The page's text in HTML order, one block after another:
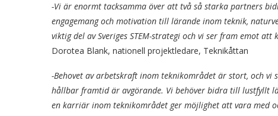
-Vi är enormt tacksamma över att två så starka partners
engagemang och motivation till lärande inom teknik,
viktig del av Sveriges STEM-strategi och vi ser fram emot
Dorotea Blank, nationell projektledare, Teknikåttan
-Behovet av arbetskraft inom teknikområdet är stort, och
hållbar framtid är avgörande. Vi behöver bidra till lustfyllt
en karriär inom teknikområdet ger möjlighet att vara med